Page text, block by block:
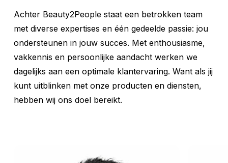
Achter Beauty2People staat een betrokken team
met diverse expertises en één gedeelde passie: jou
ondersteunen in jouw succes. Met enthousiasme,
vakkennis en persoonlijke aandacht werken we
dagelijks aan een optimale klantervaring. Want als jij
kunt uitblinken met onze producten en diensten,
hebben wij ons doel bereikt.